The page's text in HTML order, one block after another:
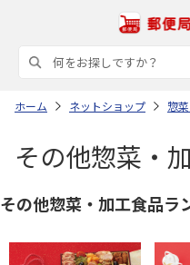
ホーム ネットショップ 惣
その他惣菜・
その他惣菜・加工食品ラ